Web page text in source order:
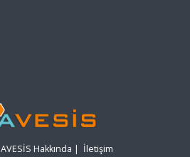
AVESİS Hakkında | İletişim